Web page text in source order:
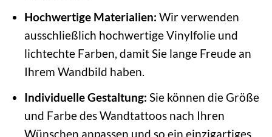
Hochwertige Materialien: Wir verwenden
ausschließlich hochwertige Vinylfolie und
lichtechte Farben, damit Sie lange Freude an
Ihrem Wandbild haben.
Individuelle Gestaltung: Sie können die Größe
und Farbe des Wandtattoos nach Ihren
Wünschen anpassen und so ein einzigartiges